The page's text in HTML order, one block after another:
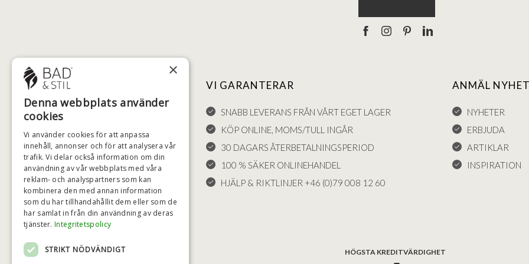
NYTTIGA LÄNKAR
FÖRSÄLJNINGSVILLKOR
LEVERANS OCH RETURER
ÅNGRÄTT
KLAGOMÅL
FRAKT
COOKIE-INSTÄLLNINGAR
VI GARANTERAR
SNABB LEVERANS FRÅN VÅRT EGET LAGER
KÖP ONLINE, MOMS/TULL INGÅR
30 DAGARS ÅTERBETALNINGSPERIOD
100 % SÄKER ONLINEHANDEL
HJÄLP & RIKTLINJER +46 (0)79 008 12 60
ANMÄL
NYHETER
ERBJUDA
ARTIKLAR
INSPIRATION
HÖGSTA KREDITVÄRDIGHET
×
Denna webbplats använder
cookies
Vi använder cookies för att anpassa
innehåll, annonser och för att analysera vår
trafik. Vi delar också information om din
användning av vår webbplats med våra
reklam- och analyspartners som kan
kombinera den med annan information
som du har tillhandahållit dem eller som de
har samlat in från din användning av deras
tjänster. Integritetspolicy
STRIKT NÖDVÄNDIGT